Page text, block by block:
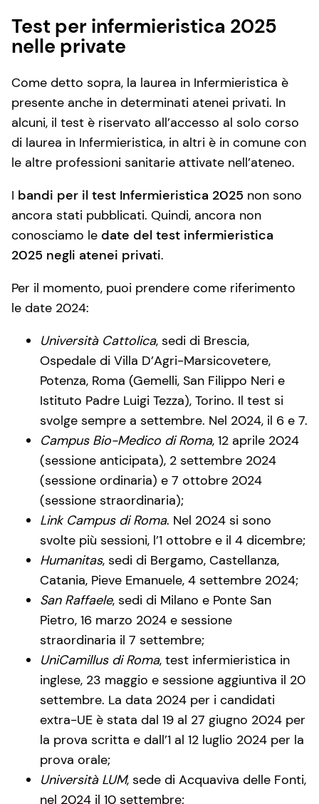
Test per infermieristica 2025
nelle private
Come detto sopra, la laurea in Infermieristica è
presente anche in determinati atenei privati. In
alcuni, il test è riservato all’accesso al solo corso
di laurea in Infermieristica, in altri è in comune con
le altre professioni sanitarie attivate nell’ateneo.
I bandi per il test Infermieristica 2025 non sono
ancora stati pubblicati. Quindi, ancora non
conosciamo le date del test infermieristica
2025 negli atenei privati.
Per il momento, puoi prendere come riferimento
le date 2024:
Università Cattolica, sedi di Brescia,
Ospedale di Villa D’Agri-Marsicovetere,
Potenza, Roma (Gemelli, San Filippo Neri e
Istituto Padre Luigi Tezza), Torino. Il test si
svolge sempre a settembre. Nel 2024, il 6 e 7.
Campus Bio-Medico di Roma, 12 aprile 2024
(sessione anticipata), 2 settembre 2024
(sessione ordinaria) e 7 ottobre 2024
(sessione straordinaria);
Link Campus di Roma. Nel 2024 si sono
svolte più sessioni, l’1 ottobre e il 4 dicembre;
Humanitas, sedi di Bergamo, Castellanza,
Catania, Pieve Emanuele, 4 settembre 2024;
San Raffaele, sedi di Milano e Ponte San
Pietro, 16 marzo 2024 e sessione
straordinaria il 7 settembre;
UniCamillus di Roma, test infermieristica in
inglese, 23 maggio e sessione aggiuntiva il 20
settembre. La data 2024 per i candidati
extra-UE è stata dal 19 al 27 giugno 2024 per
la prova scritta e dall’1 al 12 luglio 2024 per la
prova orale;
Università LUM, sede di Acquaviva delle Fonti,
nel 2024 il 10 settembre;